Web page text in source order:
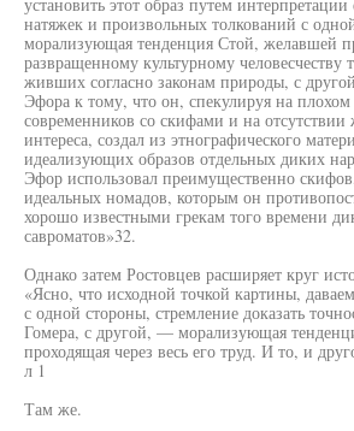
натяжек и произвольных толкований с
морализующая тенденция Стой, желавшей
развращенному культурному
живших согласно законам природы, с
Эфора к тому, что он, спекулируя на плохом
современников со скифами и на
интереса, создал из этнографического
идеализующих образов отдельных диких
Эфор использовал преимущественно
идеальных номадов, которым он
хорошо известными грекам того времени
савроматов»32.
Однако затем Ростовцев расширяет круг
«Ясно, что исходной точкой картины,
с одной стороны, стремление доказать
Гомера, с другой, — морализующая
проходящая через весь его труд. И то, и
л 1
Там же.